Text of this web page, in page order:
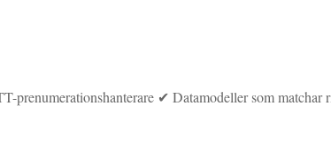
✔ Datamodeller som